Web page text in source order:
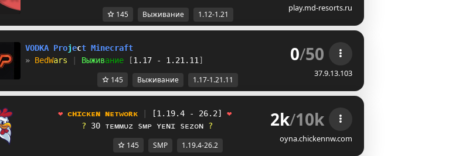
play.md-resorts.ru
145 Выживание 1.12-1.21
VODKA Project Minecraft
» BedWars Выживание [1.17 - 1.21.11 ] 0/50
37.9.13.103
145 Выживание 1.17-1.21.11
❤ ᴄʜɪᴄᴋᴇɴ ɴᴇᴛᴡᴏʀᴋ [1.19.4 - 26.2]
❤
?
30 ᴛᴇᴍᴍᴜᴢ sᴍᴘ ʏᴇɴɪ sᴇᴢᴏɴ ? 2k/10k
oyna.chickennw.com
145 SMP 1.19.4-26.2